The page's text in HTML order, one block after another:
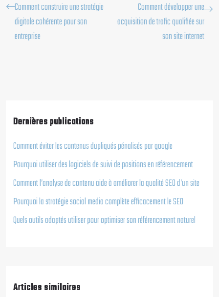
Comment construire une stratégie
digitale cohérente pour son
entreprise
Comment développer une
acquisition de trafic qualifiée sur
son site internet
Dernières publications
Comment éviter les contenus dupliqués pénalisés par google
Pourquoi utiliser des logiciels de suivi de positions en référencement
Comment l’analyse de contenu aide à améliorer la qualité SEO d’un site
Pourquoi la stratégie social media complète efficacement le SEO
Quels outils adaptés utiliser pour optimiser son référencement naturel
Articles similaires